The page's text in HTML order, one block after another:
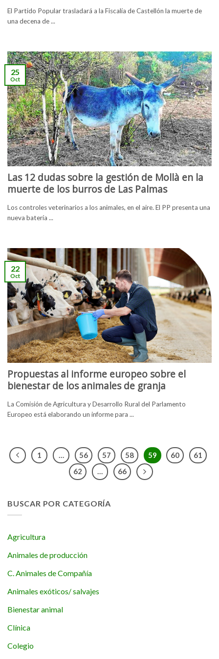
El Partido Popular trasladará a la Fiscalía de Castellón la muerte de
una decena de ...
Las 12 dudas sobre la gestión de Mollà en la
muerte de los burros de Las Palmas
Los controles veterinarios a los animales, en el aire. El PP presenta una
nueva batería ...
25
Oct
Propuestas al informe europeo sobre el
bienestar de los animales de granja
La Comisión de Agricultura y Desarrollo Rural del Parlamento
Europeo está elaborando un informe para ...
22
Oct
1 56 57 58 59 60
61
62
… 66
BUSCAR POR CATEGORÍA
Agricultura
Animales de producción
C. Animales de Compañía
Animales exóticos/ salvajes
Bienestar animal
Clínica
Colegio